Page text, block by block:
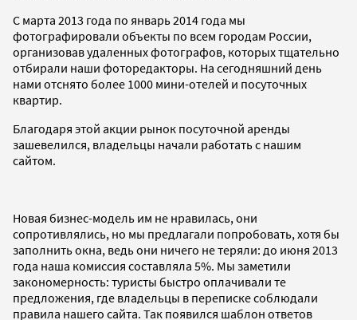
С марта 2013 года по январь 2014 года мы
фотографировали объекты по всем городам России,
организовав удаленных фотографов, которых тщательно
отбирали наши фоторедакторы. На сегодняшний день
нами отснято более 1000 мини-отелей и посуточных
квартир.
Благодаря этой акции рынок посуточной аренды
зашевелился, владельцы начали работать с нашим
сайтом.
Новая бизнес-модель им не нравилась, они
сопротивлялись, но мы предлагали попробовать, хотя бы
заполнить окна, ведь они ничего не теряли: до июня 2013
года наша комиссия составляла 5%. Мы заметили
закономерность: туристы быстро оплачивали те
предложения, где владельцы в переписке соблюдали
правила нашего сайта. Так появился шаблон ответов